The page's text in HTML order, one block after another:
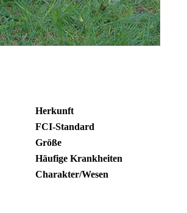
Herkunft
FCI-Standard
Größe
Häufige Krankheiten
Charakter/Wesen